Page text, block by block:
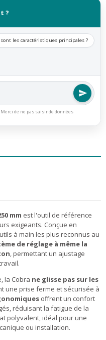
?
les caractéristiques principales ?
de ne pas saisir de données
mm est l'outil de référence
exigeants. Conçue en
à main les plus reconnus au
de réglage à même la
, permettant un ajustage
la Cobra ne glisse pas sur les
une prise ferme et sécurisée à
offrent un confort
réduisant la fatigue de la
polyvalent, idéal pour une
ou installation.